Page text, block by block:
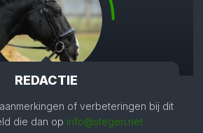
REDACTIE
of verbeteringen bij dit
die dan op info@stegen.net